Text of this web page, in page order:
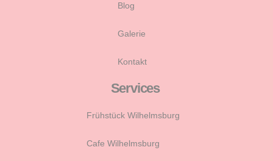
Blog
Galerie
Kontakt
Services
Frühstück Wilhelmsburg
Cafe Wilhelmsburg